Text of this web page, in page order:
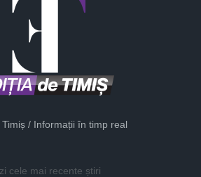
Timiș / Informații în timp real
cele mai recente știri